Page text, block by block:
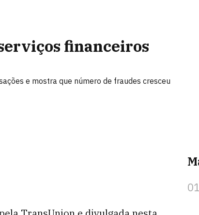
financeiros
e mostra que número de fraudes cresceu
01